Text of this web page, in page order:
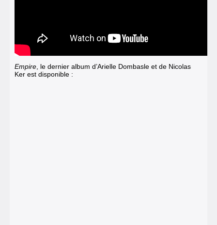
Empire , le dernier album d’Arielle Dombasle et de Nicolas
Ker est disponible :